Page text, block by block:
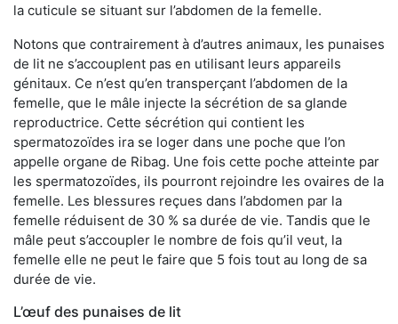
la cuticule se situant sur l’abdomen de la femelle.
Notons que contrairement à d’autres animaux, les punaises
de lit ne s’accouplent pas en utilisant leurs appareils
génitaux. Ce n’est qu’en transperçant l’abdomen de la
femelle, que le mâle injecte la sécrétion de sa glande
reproductrice. Cette sécrétion qui contient les
spermatozoïdes ira se loger dans une poche que l’on
appelle organe de Ribag. Une fois cette poche atteinte par
les spermatozoïdes, ils pourront rejoindre les ovaires de la
femelle. Les blessures reçues dans l’abdomen par la
femelle réduisent de 30 % sa durée de vie. Tandis que le
mâle peut s’accoupler le nombre de fois qu’il veut, la
femelle elle ne peut le faire que 5 fois tout au long de sa
durée de vie.
L’œuf des punaises de lit